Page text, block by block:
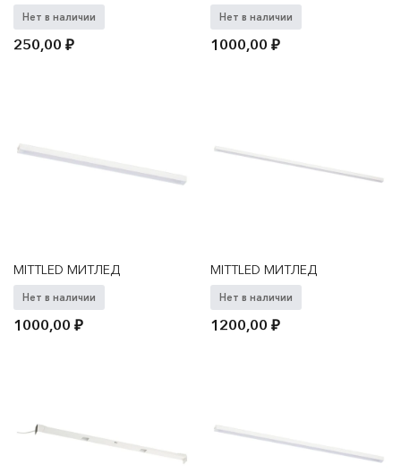
Нет в наличии
250,00₽
Нет в наличии
1000,00₽
MITTLED МИТЛЕД
Нет в наличии
1000,00₽
MITTLED МИТЛЕД
Нет в наличии
1200,00₽